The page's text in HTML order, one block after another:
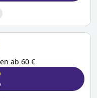
ab 60 €